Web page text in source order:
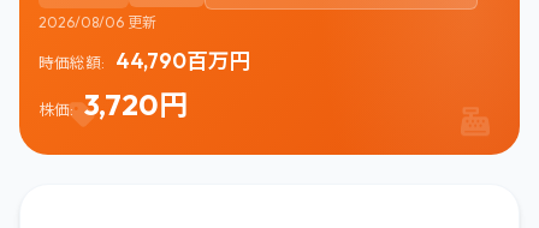
2026/08/06 更新
時価総額: 44,790百万円
株価: 3,720円